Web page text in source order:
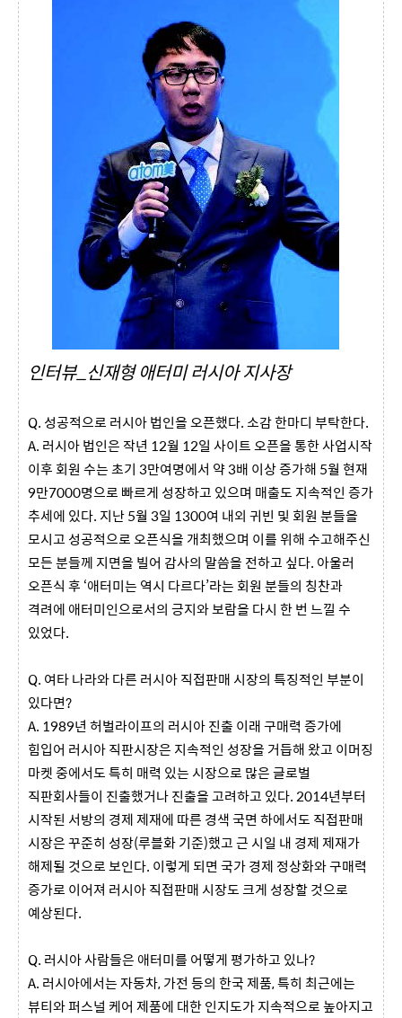
인터뷰_신재형 애터미 러시아 지사장
Q. 성공적으로 러시아 법인을 오픈했다. 소감 한마디 부탁한다.
A. 러시아 법인은 작년 12월 12일 사이트 오픈을 통한 사업시작
이후 회원 수는 초기 3만여명에서 약 3배 이상 증가해 5월 현재
9만7000명으로 빠르게 성장하고 있으며 매출도 지속적인 증가
추세에 있다. 지난 5월 3일 1300여 내외 귀빈 및 회원 분들을
모시고 성공적으로 오픈식을 개최했으며 이를 위해 수고해주신
모든 분들께 지면을 빌어 감사의 말씀을 전하고 싶다. 아울러
오픈식 후 ‘애터미는 역시 다르다’라는 회원 분들의 칭찬과
격려에 애터미인으로서의 긍지와 보람을 다시 한 번 느낄 수
있었다.
Q. 여타 나라와 다른 러시아 직접판매 시장의 특징적인 부분이
있다면?
A. 1989년 허벌라이프의 러시아 진출 이래 구매력 증가에
힘입어 러시아 직판시장은 지속적인 성장을 거듭해 왔고 이머징
마켓 중에서도 특히 매력 있는 시장으로 많은 글로벌
직판회사들이 진출했거나 진출을 고려하고 있다. 2014년부터
시작된 서방의 경제 제재에 따른 경색 국면 하에서도 직접판매
시장은 꾸준히 성장(루블화 기준)했고 근 시일 내 경제 제재가
해제될 것으로 보인다. 이렇게 되면 국가 경제 정상화와 구매력
증가로 이어져 러시아 직접판매 시장도 크게 성장할 것으로
예상된다.
Q. 러시아 사람들은 애터미를 어떻게 평가하고 있나?
A. 러시아에서는 자동차, 가전 등의 한국 제품, 특히 최근에는
뷰티와 퍼스널 케어 제품에 대한 인지도가 지속적으로 높아지고